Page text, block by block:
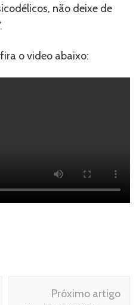
não deixe de
o video abaixo:
Próximo artigo